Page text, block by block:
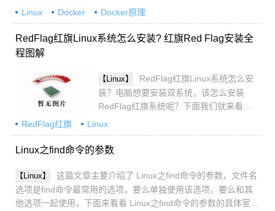
务,docker复用宿主机操作系统的内核，作
为普通进程调用，使用linux提供的
namespace隔离技术来实现虚拟化，是一
Linux Docker Docker原理
RedFlag红旗Linux系统怎么安装? 红旗Red Flag安装全
程图解
【Linux】
RedFlag红旗Linux系统怎么安
装？电脑想要安装双系统，该怎么安装
RedFlag红旗系统呢？下面我们就来看看
文介绍
RedFlag红旗 Linux
Linux之find命令的参数
【Linux】
这篇文章主要介绍了 Linux之find命令的参数，文件名
选项是find命令最常用的选项，要么单独使用该选项，要么和其
他选项一起使用，下面来看看 Linux之find命令的参数的具体室友